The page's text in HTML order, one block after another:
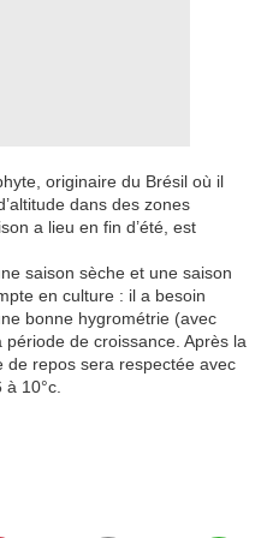
originaire du Brésil où il
dans des zones
a lieu en fin d’été, est
saison sèche et une saison
en culture : il a besoin
bonne hygrométrie (avec
de croissance. Après la
de repos sera respectée avec
10°c.